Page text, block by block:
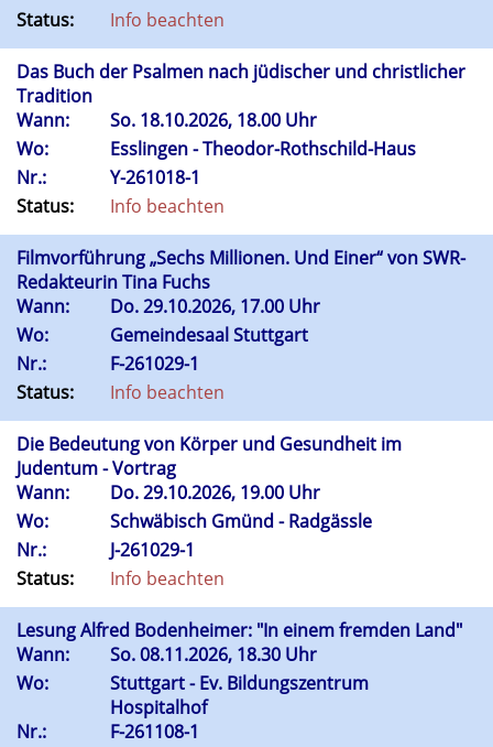
Status:
Info beachten
Das Buch der Psalmen nach jüdischer und christlicher
Tradition
Wann:
So. 18.10.2026, 18.00 Uhr
Wo:
Esslingen - Theodor-Rothschild-Haus
Nr.:
Y-261018-1
Status:
Info beachten
Filmvorführung „Sechs Millionen. Und Einer“ von SWR-
Redakteurin Tina Fuchs
Wann:
Do.29.10.2026, 17.00 Uhr
Wo:
Gemeindesaal Stuttgart
Nr.:
F-261029-1
Status:
Info beachten
Die Bedeutung von Körper und Gesundheit im
Judentum - Vortrag
Wann:
Do.29.10.2026, 19.00 Uhr
Wo:
Schwäbisch Gmünd - Radgässle
Nr.:
J-261029-1
Status:
Info beachten
Lesung Alfred Bodenheimer: "In einem fremden Land"
Wann:
So.08.11.2026, 18.30 Uhr
Wo:
Stuttgart - Ev. Bildungszentrum
Hospitalhof
Nr.:
F-261108-1